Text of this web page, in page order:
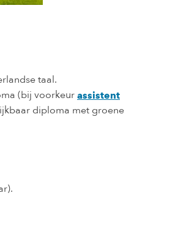
taal.
(bij voorkeur assistent
diploma met groene